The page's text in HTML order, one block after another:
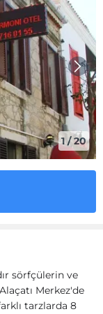
1/20
sörfçülerin ve
Merkez'de
tarzlarda 8